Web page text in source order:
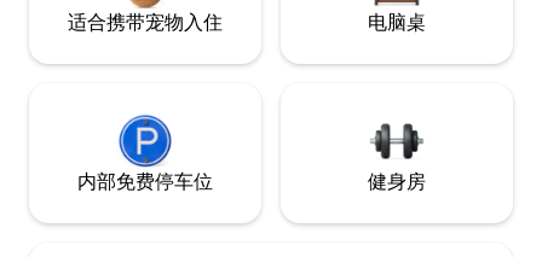
适合携带宠物入住 电脑桌
内部免费停车位 健身房